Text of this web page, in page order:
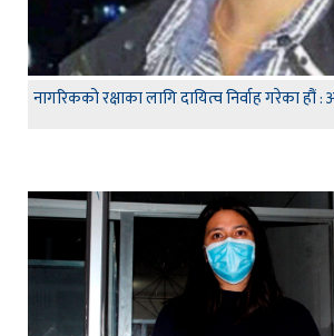
नागरिकको रक्षाका लागि दायित्व निर्वाह गरेका हौं :